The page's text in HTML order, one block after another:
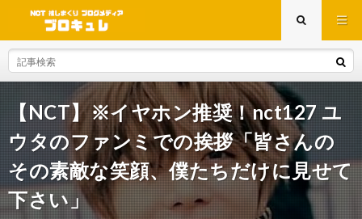
【NCT】※イヤホン推奨！nct127 ユ
ウタのファンミでの挨拶「皆さんの
その素敵な笑顔、僕たちだけに見せて
下さい」